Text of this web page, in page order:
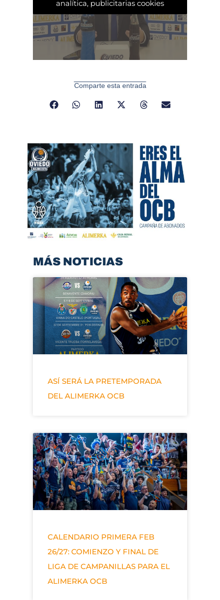
analítica, publicitarias cookies
Comparte esta entrada
MÁS NOTICIAS
ASÍ SERÁ LA PRETEMPORADA
DEL ALIMERKA OCB
CALENDARIO PRIMERA FEB
26/27: COMIENZO Y FINAL DE
LIGA DE CAMPANILLAS PARA EL
ALIMERKA OCB